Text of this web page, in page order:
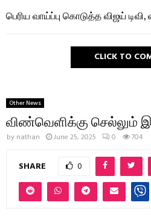
பெரிய வாய்ப்பு கொடுத்த விஜய்
CLICK TO
Other News
விண்வெளிக்கு செல்லும்
by nathan June 25, 2025 0 704
SHARE 0